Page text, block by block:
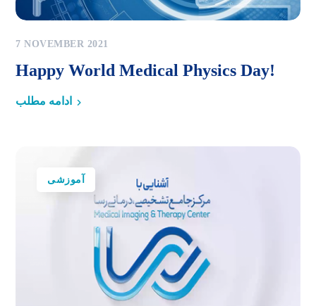
7 NOVEMBER 2021
Happy World Medical Physics Day!
ادامه مطلب
آموزشی